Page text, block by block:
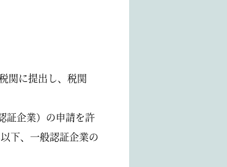
関に提出し、税関
証企業）の申請を許
下、一般認証企業の